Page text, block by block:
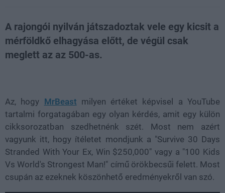
A rajongói nyilván játszadoztak vele egy kicsit a
mérföldkő elhagyása előtt, de végül csak
meglett az az 500-as.
Az, hogy MrBeast milyen értéket képvisel a YouTube
tartalmi forgatagában egy olyan kérdés, amit egy külön
cikksorozatban szedhetnénk szét. Most nem azért
vagyunk itt, hogy ítéletet mondjunk a "Survive 30 Days
Stranded With Your Ex, Win $250,000" vagy a "100 Kids
Vs World's Strongest Man!" című örökbecsűi felett. Most
csupán az ezeknek köszönhető eredményekről van szó.